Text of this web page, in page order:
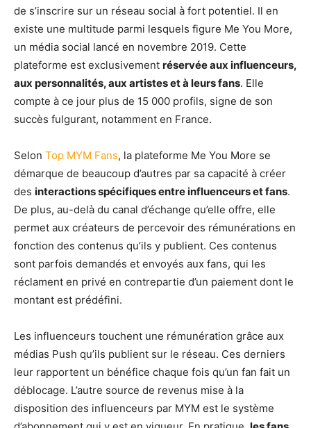
de s’inscrire sur un réseau social à fort potentiel. Il en
existe une multitude parmi lesquels figure Me You More,
un média social lancé en novembre 2019. Cette
plateforme est exclusivement réservée aux influenceurs,
aux personnalités, aux artistes et à leurs fans. Elle
compte à ce jour plus de 15 000 profils, signe de son
succès fulgurant, notamment en France.
Selon Top MYM Fans, la plateforme Me You More se
démarque de beaucoup d’autres par sa capacité à créer
des interactions spécifiques entre influenceurs et fans.
De plus, au-delà du canal d’échange qu’elle offre, elle
permet aux créateurs de percevoir des rémunérations en
fonction des contenus qu’ils y publient. Ces contenus
sont parfois demandés et envoyés aux fans, qui les
réclament en privé en contrepartie d’un paiement dont le
montant est prédéfini.
Les influenceurs touchent une rémunération grâce aux
médias Push qu’ils publient sur le réseau. Ces derniers
leur rapportent un bénéfice chaque fois qu’un fan fait un
déblocage. L’autre source de revenus mise à la
disposition des influenceurs par MYM est le système